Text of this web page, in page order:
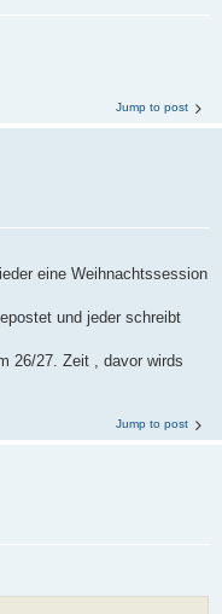
Jump to post
eine Weihnachtssession
und jeder schreibt
26/27. Zeit , davor wirds
Jump to post